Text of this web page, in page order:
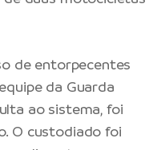
de entorpecentes
da Guarda
ao sistema, foi
O custodiado foi